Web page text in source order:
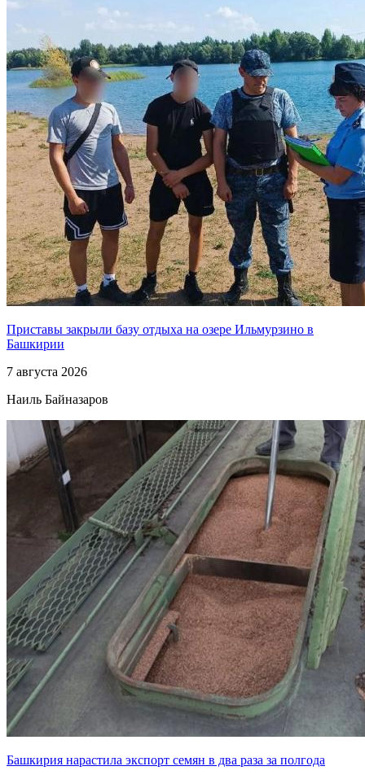
Приставы закрыли базу отдыха на озере Ильмурзино в
Башкирии
7 августа 2026
Наиль Байназаров
Башкирия нарастила экспорт семян в два раза за полгода